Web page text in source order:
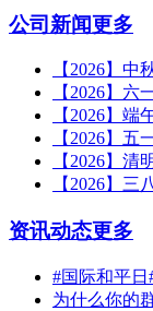
公司新闻更多
【2026】中
【2026】六
【2026】端
【2026】五
【2026】清
【2026】三
资讯动态更多
#国际和平
为什么你的